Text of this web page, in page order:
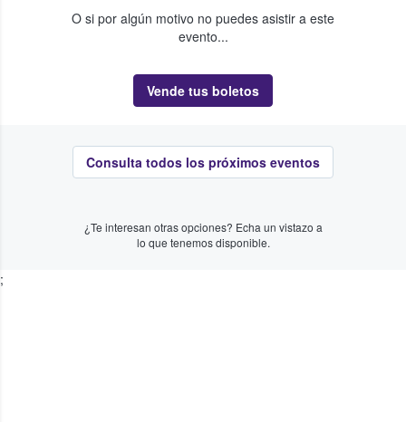
O si por algún motivo no puedes asistir a este
evento...
Vende tus boletos
Consulta todos los próximos eventos
¿Te interesan otras opciones? Echa un vistazo a
lo que tenemos disponible.
;